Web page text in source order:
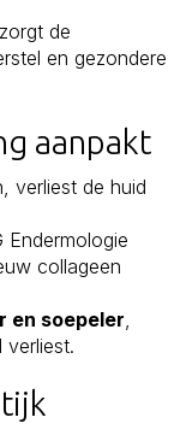
zorgt de
en gezondere
aanpakt
verliest de huid
Endermologie
collageen
en soepeler
verliest.